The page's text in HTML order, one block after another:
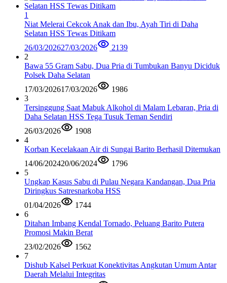
1
Niat Melerai Cekcok Anak dan Ibu, Ayah Tiri di Daha
Selatan HSS Tewas Ditikam
26/03/202627/03/2026
2139
2
Bawa 55 Gram Sabu, Dua Pria di Tumbukan Banyu Diciduk
Polsek Daha Selatan
17/03/202617/03/2026
1986
3
Tersinggung Saat Mabuk Alkohol di Malam Lebaran, Pria di
Daha Selatan HSS Tega Tusuk Teman Sendiri
26/03/2026
1908
4
Korban Kecelakaan Air di Sungai Barito Berhasil Ditemukan
14/06/202420/06/2024
1796
5
Ungkap Kasus Sabu di Pulau Negara Kandangan, Dua Pria
Diringkus Satresnarkoba HSS
01/04/2026
1744
6
Ditahan Imbang Kendal Tornado, Peluang Barito Putera
Promosi Makin Berat
23/02/2026
1562
7
Dishub Kalsel Perkuat Konektivitas Angkutan Umum Antar
Daerah Melalui Integritas